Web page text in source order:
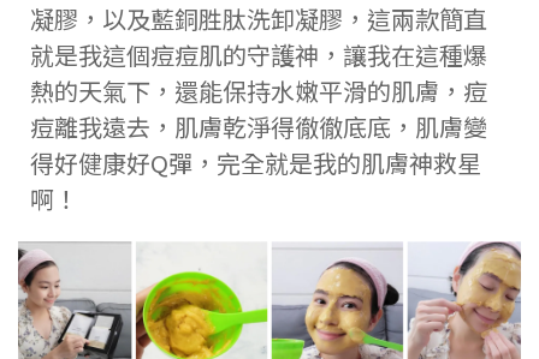
凝膠，以及藍銅胜肽洗卸凝膠，這兩款簡直
就是我這個痘痘肌的守護神，讓我在這種爆
熱的天氣下，還能保持水嫩平滑的肌膚，痘
痘離我遠去，肌膚乾淨得徹徹底底，肌膚變
得好健康好Q彈，完全就是我的肌膚神救星
啊！